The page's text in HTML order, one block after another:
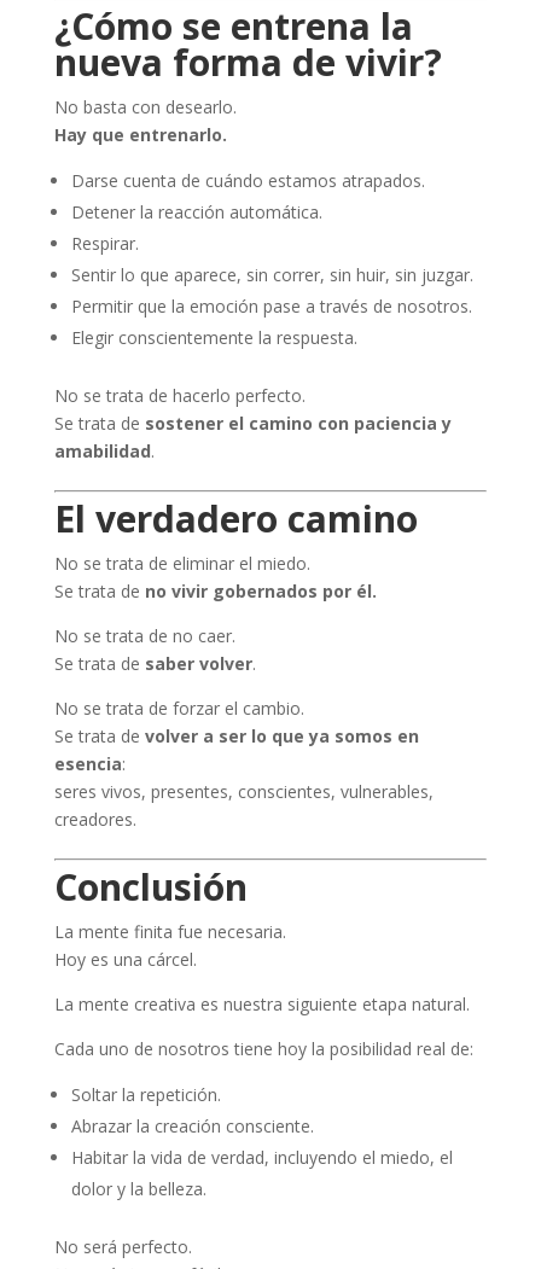
¿Cómo se entrena la
nueva forma de vivir?
No basta con desearlo.
Hay que entrenarlo.
Darse cuenta de cuándo estamos atrapados.
Detener la reacción automática.
Respirar.
Sentir lo que aparece, sin correr, sin huir, sin juzgar.
Permitir que la emoción pase a través de nosotros.
Elegir conscientemente la respuesta.
No se trata de hacerlo perfecto.
Se trata de sostener el camino con paciencia y
amabilidad.
El verdadero camino
No se trata de eliminar el miedo.
Se trata de no vivir gobernados por él.
No se trata de no caer.
Se trata de saber volver.
No se trata de forzar el cambio.
Se trata de volver a ser lo que ya somos en
esencia:
seres vivos, presentes, conscientes, vulnerables,
creadores.
Conclusión
La mente finita fue necesaria.
Hoy es una cárcel.
La mente creativa es nuestra siguiente etapa natural.
Cada uno de nosotros tiene hoy la posibilidad real de:
Soltar la repetición.
Abrazar la creación consciente.
Habitar la vida de verdad, incluyendo el miedo, el
dolor y la belleza.
No será perfecto.